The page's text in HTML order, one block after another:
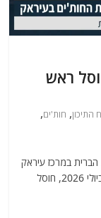
ראש
התיכון, חות'ים,
במרכז עיראק